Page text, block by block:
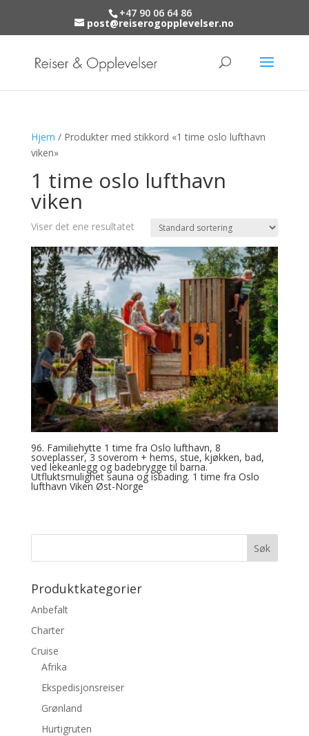
+47 90 06 64 86
post@reiserogopplevelser.no
Hjem / Produkter med stikkord «1 time oslo lufthavn
viken»
1 time oslo lufthavn
viken
Viser det ene resultatet
96. Familiehytte 1 time fra Oslo lufthavn, 8
soveplasser, 3 soverom + hems, stue, kjøkken, bad,
ved lekeanlegg og badebrygge til barna.
Utfluktsmulighet sauna og isbading. 1 time fra Oslo
lufthavn Viken Øst-Norge
Produktkategorier
Anbefalt
Charter
Cruise
Afrika
Ekspedisjonsreiser
Grønland
Hurtigruten